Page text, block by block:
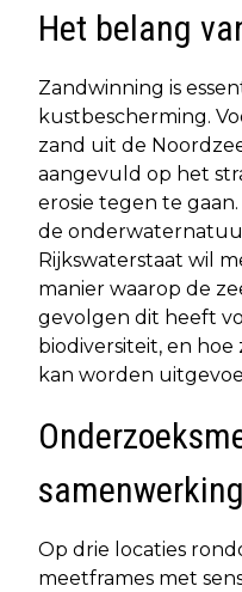
Het belang
Zandwinning is
kustbescherming.
zand uit de
aangevuld op het
erosie tegen te
de
Rijkswaterstaat wil
manier waarop de
gevolgen dit heeft
biodiversiteit, en
kan worden
samenwerking
Op drie locaties
meetframes met